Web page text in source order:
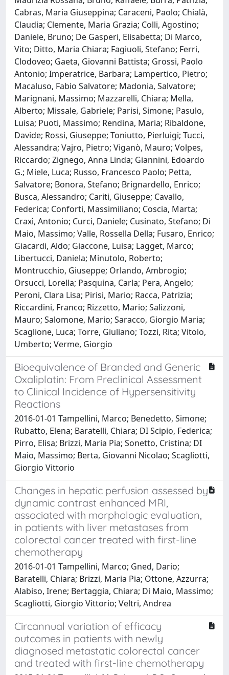
Cabras, Maria Giuseppina; Caraceni, Paolo; Chialà,
Claudia; Clemente, Maria Grazia; Colli, Agostino;
Daniele, Bruno; De Gasperi, Elisabetta; Di Marco,
Vito; Ditto, Maria Chiara; Fagiuoli, Stefano; Ferri,
Clodoveo; Gaeta, Giovanni Battista; Grossi, Paolo
Antonio; Imperatrice, Barbara; Lampertico, Pietro;
Macaluso, Fabio Salvatore; Madonia, Salvatore;
Marignani, Massimo; Mazzarelli, Chiara; Mella,
Alberto; Missale, Gabriele; Parisi, Simone; Pasulo,
Luisa; Puoti, Massimo; Rendina, Maria; Ribaldone,
Davide; Rossi, Giuseppe; Toniutto, Pierluigi; Tucci,
Alessandra; Vajro, Pietro; Viganò, Mauro; Volpes,
Riccardo; Zignego, Anna Linda; Giannini, Edoardo
G.; Miele, Luca; Russo, Francesco Paolo; Petta,
Salvatore; Bonora, Stefano; Brignardello, Enrico;
Busca, Alessandro; Cariti, Giuseppe; Cavallo,
Federica; Conforti, Massimiliano; Coscia, Marta;
Craxì, Antonio; Curci, Daniele; Cusinato, Stefano; Di
Maio, Massimo; Valle, Rossella Della; Fusaro, Enrico;
Giacardi, Aldo; Giaccone, Luisa; Lagget, Marco;
Libertucci, Daniela; Minutolo, Roberto;
Montrucchio, Giuseppe; Orlando, Ambrogio;
Orsucci, Lorella; Pasquina, Carla; Pera, Angelo;
Peroni, Clara Lisa; Pirisi, Mario; Racca, Patrizia;
Riccardini, Franco; Rizzetto, Mario; Salizzoni,
Mauro; Salomone, Mario; Saracco, Giorgio Maria;
Scaglione, Luca; Torre, Giuliano; Tozzi, Rita; Vitolo,
Umberto; Verme, Giorgio
Bioequivalence of Branded and Generic
Oxaliplatin: From Preclinical Assessment
to Clinical Incidence of Hypersensitivity
Reactions
2016-01-01 Tampellini, Marco; Benedetto, Simone;
Rubatto, Elena; Baratelli, Chiara; DI Scipio, Federica;
Pirro, Elisa; Brizzi, Maria Pia; Sonetto, Cristina; DI
Maio, Massimo; Berta, Giovanni Nicolao; Scagliotti,
Giorgio Vittorio
Changes in hepatic perfusion assessed by
dynamic contrast enhanced MRI,
associated with morphologic evaluation,
in patients with liver metastases from
colorectal cancer treated with first-line
chemotherapy
2016-01-01 Tampellini, Marco; Gned, Dario;
Baratelli, Chiara; Brizzi, Maria Pia; Ottone, Azzurra;
Alabiso, Irene; Bertaggia, Chiara; Di Maio, Massimo;
Scagliotti, Giorgio Vittorio; Veltri, Andrea
Circannual variation of efficacy
outcomes in patients with newly
diagnosed metastatic colorectal cancer
and treated with first-line chemotherapy